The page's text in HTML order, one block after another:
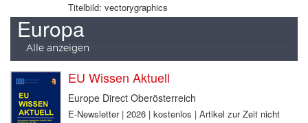
Titelbild: vectorygraphics
Europa
Alle anzeigen
EU Wissen Aktuell
Europe Direct Oberösterreich
E-Newsletter | 2026 | kostenlos | Artikel zur Zeit nicht